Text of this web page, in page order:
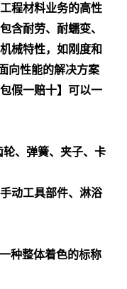
程材料业务的高性
含耐劳、耐蠕变、
械特性，如刚度和
向性能的解决方案
假一赔十】可以一
、弹簧、夹子、卡
动工具部件、淋浴
种整体着色的标称